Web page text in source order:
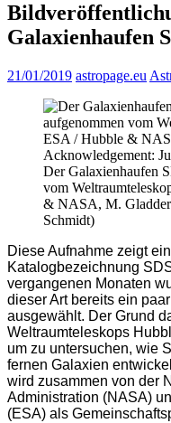
Galaxienhaufen
21/01/2019 astropage.eu
Der Galaxienhaufen
vom
& NASA, M.
Schmidt)
Diese Aufnahme zeigt
Katalogbezeichnung
vergangenen Monaten
dieser Art bereits ein
ausgewählt. Der Grund
Weltraumteleskops
um zu untersuchen, wie
fernen Galaxien
wird zusammen von der
Administration (NASA)
(ESA) als